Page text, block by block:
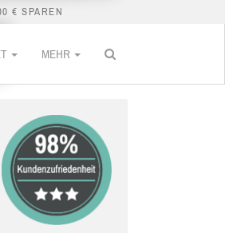
€ SPAREN
MEHR